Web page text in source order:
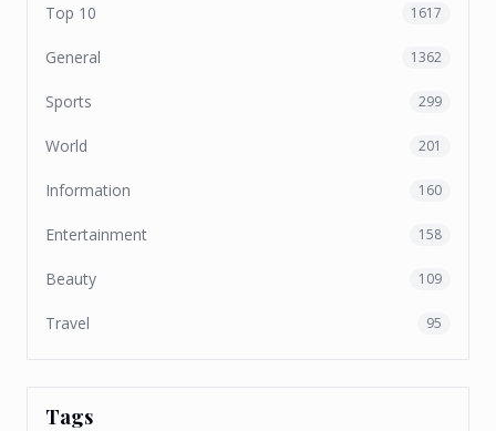
Top 10 1617
General 1362
Sports 299
World 201
Information 160
Entertainment 158
Beauty 109
Travel 95
Tags